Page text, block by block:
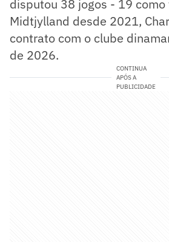
disputou 38 jogos - 19 como
Midtjylland desde 2021,
contrato com o clube
de 2026.
CONTINUA
APÓS A
PUBLICIDADE